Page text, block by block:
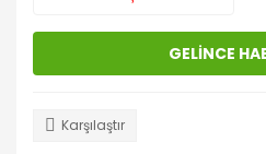
GELİNCE
Karşılaştır